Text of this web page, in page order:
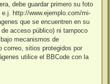
debe guardar primero su foto
http://www.ejemplo.com/mi-
que se encuentren en su
acceso público) ni tampoco
mecanismos de
correo, sitios protegidos por
utilice el BBCode con la